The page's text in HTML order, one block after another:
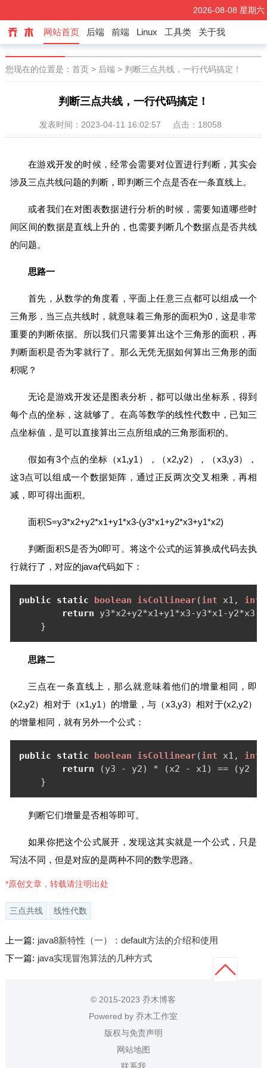
2026-08-08 星期六
每日寄语：命数如织，当如磐石
乔木小程序
网站首页 后端 前端 Linux 工具类 关于我
您现在的位置是： 首页> 后端> 判断三点共线，一行代码搞定！
判断三点共线，一行代码搞定！
发表时间：2023-04-11 16:02:57 点击：18058
在游戏开发的时候，经常会需要对位置进行判断，其实会
涉及三点共线问题的判断，即判断三个点是否在一条直线上。
或者我们在对图表数据进行分析的时候，需要知道哪些时
间区间的数据是直线上升的，也需要判断几个数据点是否共线
的问题。
思路一
首先，从数学的角度看，平面上任意三点都可以组成一个
三角形，当三点共线时，就意味着三角形的面积为0，这是非常
重要的判断依据。所以我们只需要算出这个三角形的面积，再
判断面积是否为零就行了。那么无凭无据如何算出三角形的面
积呢？
无论是游戏开发还是图表分析，都可以做出坐标系，得到
每个点的坐标，这就够了。在高等数学的线性代数中，已知三
点坐标值，是可以直接算出三点所组成的三角形面积的。
假如有3个点的坐标（x1,y1），（x2,y2），（x3,y3），
这3点可以组成一个数据矩阵，通过正反两次交叉相乘，再相
减，即可得出面积。
面积S=y3*x2+y2*x1+y1*x3-(y3*x1+y2*x3+y1*x2)
判断面积S是否为0即可。将这个公式的运算换成代码去执
行就行了，对应的java代码如下：
public static boolean isCollinear(int x1, int
return y3*x2+y2*x1+y1*x3-y3*x1-y2*x3-
    }
思路二
三点在一条直线上，那么就意味着他们的增量相同，即
(x2,y2）相对于（x1,y1）的增量，与（x3,y3）相对于(x2,y2）
的增量相同，就有另外一个公式：
public static boolean isCollinear(int x1, int
return (y3 - y2) * (x2 - x1) == (y2 -
    }
判断它们增量是否相等即可。
如果你把这个公式展开，发现这其实就是一个公式，只是
写法不同，但是对应的是两种不同的数学思路。
*原创文章，转载请注明出处
三点共线 线性代数
上一篇: java8新特性（一）：default方法的介绍和使用
下一篇: java实现冒泡算法的几种方式
© 2015-2023 乔木博客
Powered by乔木工作室
版权与免责声明
网站地图